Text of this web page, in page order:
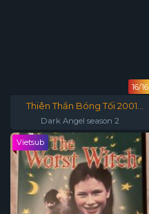
16/16
Thiên Thần Bóng Tối 2001
(Phần 2)
Dark Angel season 2
Vietsub